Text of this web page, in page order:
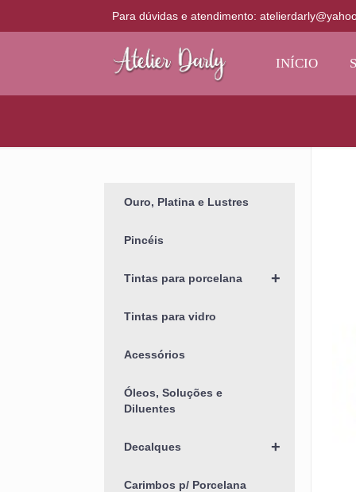
Para dúvidas e atendimento:
INÍCIO
Ouro, Platina e Lustres
Pincéis
+
Tintas para porcelana
Tintas para vidro
Acessórios
Óleos, Soluções e
Diluentes
+
Decalques
Carimbos p/ Porcelana